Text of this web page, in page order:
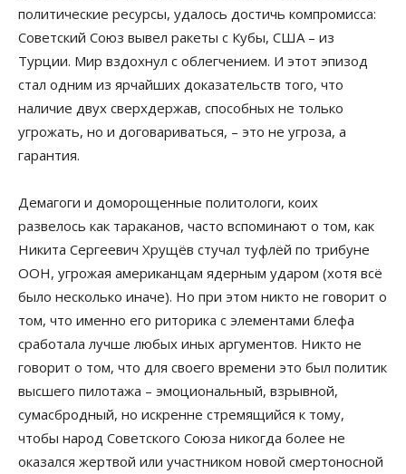
политические ресурсы, удалось достичь компромисса:
Советский Союз вывел ракеты с Кубы, США – из
Турции. Мир вздохнул с облегчением. И этот эпизод
стал одним из ярчайших доказательств того, что
наличие двух сверхдержав, способных не только
угрожать, но и договариваться, – это не угроза, а
гарантия.
Демагоги и доморощенные политологи, коих
развелось как тараканов, часто вспоминают о том, как
Никита Сергеевич Хрущёв стучал туфлёй по трибуне
ООН, угрожая американцам ядерным ударом (хотя всё
было несколько иначе). Но при этом никто не говорит о
том, что именно его риторика с элементами блефа
сработала лучше любых иных аргументов. Никто не
говорит о том, что для своего времени это был политик
высшего пилотажа – эмоциональный, взрывной,
сумасбродный, но искренне стремящийся к тому,
чтобы народ Советского Союза никогда более не
оказался жертвой или участником новой смертоносной